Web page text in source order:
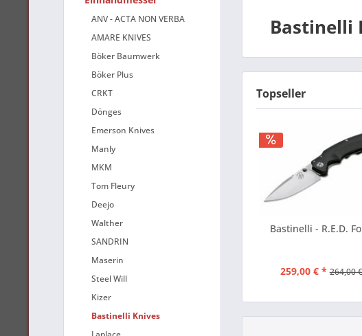
ANV - ACTA NON VERBA
AMARE KNIVES
Böker Baumwerk
Böker Plus
CRKT
Dönges
Emerson Knives
Manly
MKM
Tom Fleury
Deejo
Walther
SANDRIN
Maserin
Steel Will
Kizer
Bastinelli Knives
Bastinelli
Topseller
Bastinelli - R.E.D.
259,00 € * 264,00